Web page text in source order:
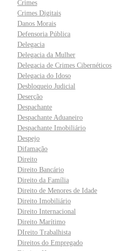
Crimes
Crimes Digitais
Danos Morais
Defensoria Pública
Delegacia
Delegacia da Mulher
Delegacia de Crimes Cibernéticos
Delegacia do Idoso
Desbloqueio Judicial
Deserção
Despachante
Despachante Aduaneiro
Despachante Imobiliário
Despejo
Difamação
Direito
Direito Bancário
Direito da Família
Direito de Menores de Idade
Direito Imobiliário
Direito Internacional
Direito Marítimo
DIreito Trabalhista
Direitos do Empregado